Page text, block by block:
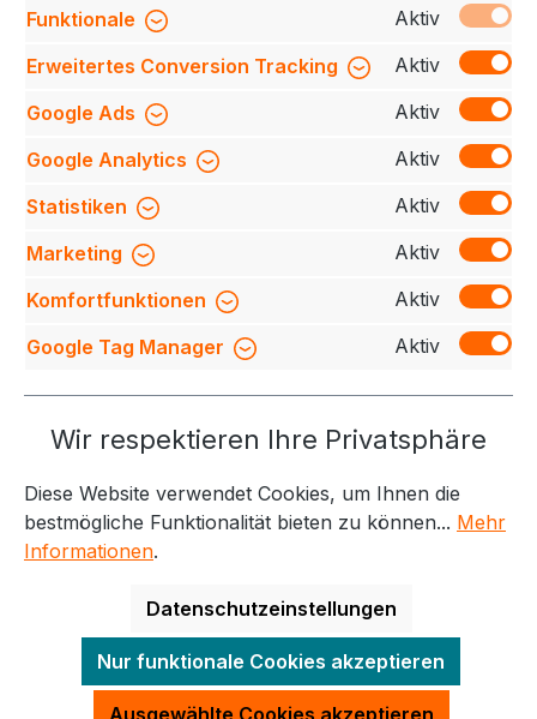
Produktnummer:
Beschreibung
Entdecken Sie unseren
strapazierfähigen Cardigan mit hochwertigen Details
für maximalen Komfort und Langlebigkeit:Extra
stra…Mehr
Bewertungen
Service-Hotline
Weitere Themen
Informationen Kontakt
Alle Preise exkl. gesetzl. Mehrwertsteuer zzgl.
Versandkostenund ggf. Nachnahmegebühren, wenn
nicht anders angegeben.
Funktionale
Aktiv
Erweitertes Conversion Tracking
Aktiv
Google Ads
Aktiv
Google Analytics
Aktiv
Statistiken
Aktiv
Marketing
Aktiv
Komfortfunktionen
Aktiv
Google Tag Manager
Aktiv
Wir respektieren Ihre Privatsphäre
Diese Website verwendet Cookies, um Ihnen die
bestmögliche Funktionalität bieten zu können... Mehr
Informationen.
Datenschutzeinstellungen
Nur funktionale Cookies akzeptieren
Ausgewählte Cookies akzeptieren